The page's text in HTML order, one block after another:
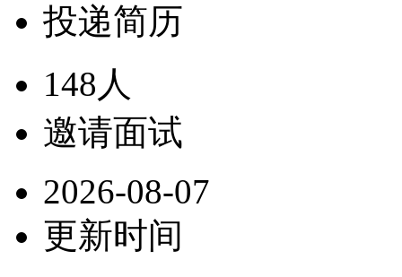
投递简历
148人
邀请面试
2026-08-07
更新时间